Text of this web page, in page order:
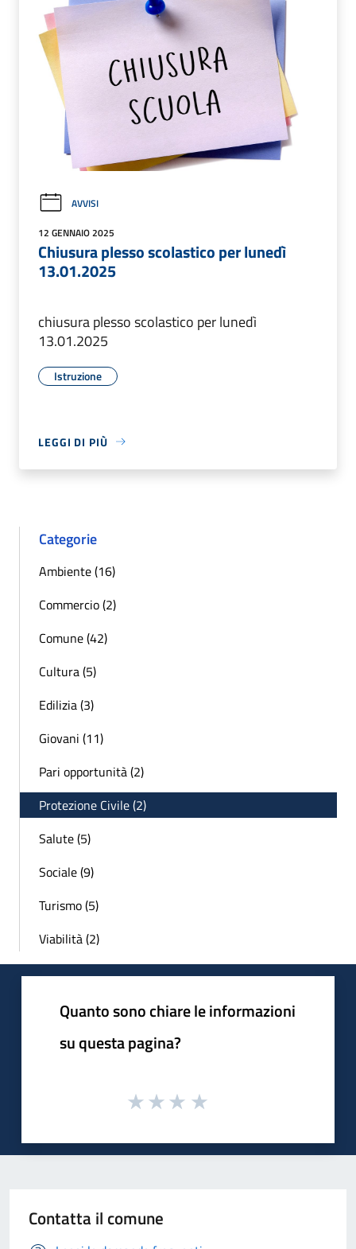
AVVISI
12 GENNAIO 2025
Chiusura plesso scolastico per lunedì
13.01.2025
chiusura plesso scolastico per lunedì
13.01.2025
Istruzione
LEGGI DI PIÙ
Categorie
Ambiente (16)
Commercio (2)
Comune (42)
Cultura (5)
Edilizia (3)
Giovani (11)
Pari opportunità (2)
Protezione Civile (2)
Salute (5)
Sociale (9)
Turismo (5)
Viabilità (2)
Quanto sono chiare le informazioni
su questa pagina?
Contatta il comune